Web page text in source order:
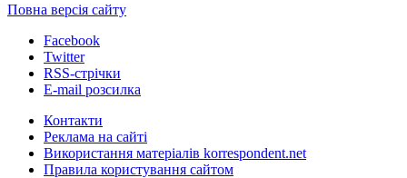
Повна версія сайту
Facebook
Twitter
RSS-стрічки
E-mail розсилка
Контакти
Реклама на сайті
Використання матеріалів korrespondent.net
Правила користування сайтом